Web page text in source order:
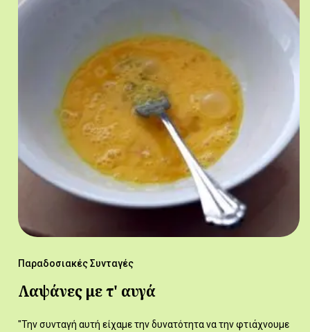
Παραδοσιακές Συνταγές
Λαψάνες με τ' αυγά
"Την συνταγή αυτή είχαμε την δυνατότητα να την φτιάχνουμε